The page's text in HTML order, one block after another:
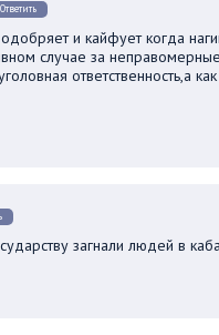
Ответить
и кайфует когда
случае за
ответственность,а
загнали людей в